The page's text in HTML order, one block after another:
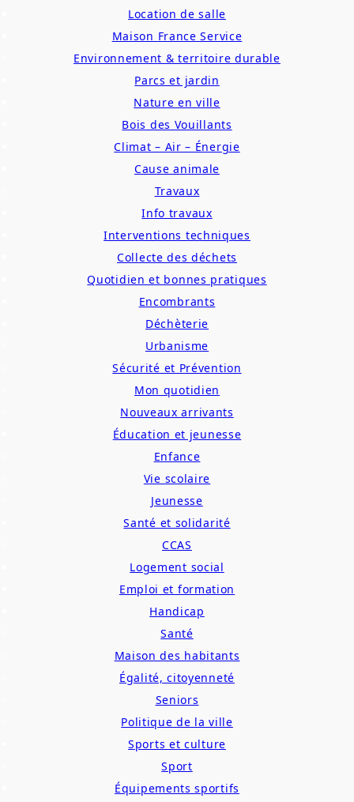
Location de salle
Maison France Service
Environnement & territoire durable
Parcs et jardin
Nature en ville
Bois des Vouillants
Climat – Air – Énergie
Cause animale
Travaux
Info travaux
Interventions techniques
Collecte des déchets
Quotidien et bonnes pratiques
Encombrants
Déchèterie
Urbanisme
Sécurité et Prévention
Mon quotidien
Nouveaux arrivants
Éducation et jeunesse
Enfance
Vie scolaire
Jeunesse
Santé et solidarité
CCAS
Logement social
Emploi et formation
Handicap
Santé
Maison des habitants
Égalité, citoyenneté
Seniors
Politique de la ville
Sports et culture
Sport
Équipements sportifs